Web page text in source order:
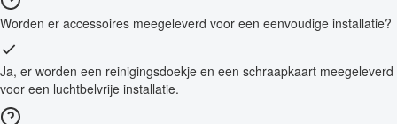
Worden er accessoires meegeleverd voor een eenvoudige installatie?
Ja, er worden een reinigingsdoekje en een schraapkaart meegeleverd
voor een luchtbelvrije installatie.